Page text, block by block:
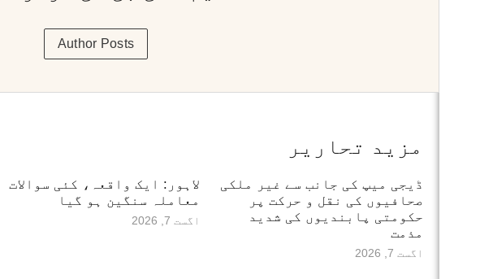
Author Posts
مزید تحاریر
ڈیجی میپ کی جانب سے غیر ملکی
صحافیوں کی نقل و حرکت پر
حکومتی پابندیوں کی شدید
مذمت
اگست 7, 2026
لاہور: ایک واقعہ، کئی سوالات
معاملہ سنگین ہو گیا
اگست 7, 2026